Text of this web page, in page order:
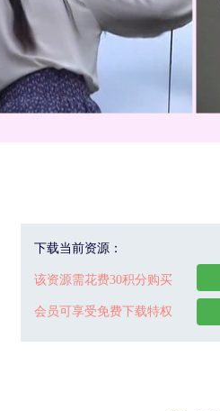
下载当前资源：
该资源需花费30积分购买
会员可享受免费下载特权